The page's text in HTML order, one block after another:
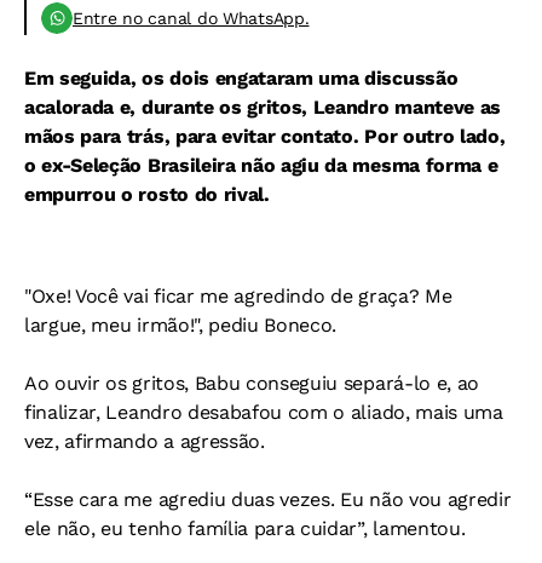
Entre no canal do WhatsApp.
Em seguida, os dois engataram uma discussão
acalorada e, durante os gritos, Leandro manteve as
mãos para trás, para evitar contato. Por outro lado,
o ex-Seleção Brasileira não agiu da mesma forma e
empurrou o rosto do rival.
"Oxe! Você vai ficar me agredindo de graça? Me
largue, meu irmão!", pediu Boneco.
Ao ouvir os gritos,Babu conseguiu separá-lo e, ao
finalizar, Leandro desabafou com o aliado, mais uma
vez, afirmando a agressão.
“Esse cara me agrediu duas vezes. Eu não vou agredir
ele não, eu tenho família para cuidar”, lamentou.